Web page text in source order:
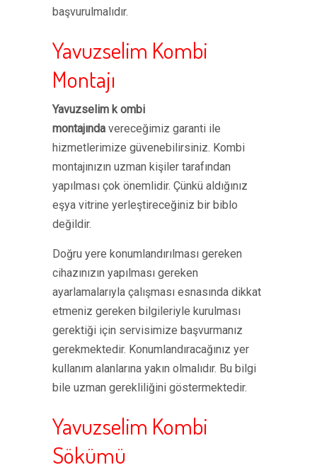
başvurulmalıdır.
Yavuzselim Kombi
Montajı
Yavuzselim k ombi
montajında vereceğimiz garanti ile
hizmetlerimize güvenebilirsiniz. Kombi
montajınızın uzman kişiler tarafından
yapılması çok önemlidir. Çünkü aldığınız
eşya vitrine yerleştireceğiniz bir biblo
değildir.
Doğru yere konumlandırılması gereken
cihazınızın yapılması gereken
ayarlamalarıyla çalışması esnasında dikkat
etmeniz gereken bilgileriyle kurulması
gerektiği için servisimize başvurmanız
gerekmektedir. Konumlandıracağınız yer
kullanım alanlarına yakın olmalıdır. Bu bilgi
bile uzman gerekliliğini göstermektedir.
Yavuzselim Kombi
Sökümü